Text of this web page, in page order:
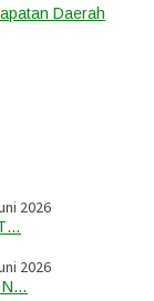
Daerah
2026
2026
N…